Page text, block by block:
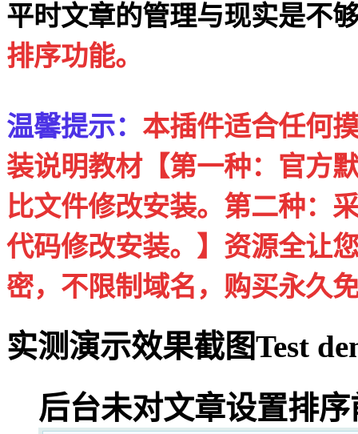
平时文章的管理与现实是不
排序功能。
温馨提示： 本插件适合任何
装说明教材【第一种：官方
比文件修改安装。第二种：
代码修改安装。】资源全让
密，不限制域名，购买永久
实测演示效果截图Test
后台未对文章设置排